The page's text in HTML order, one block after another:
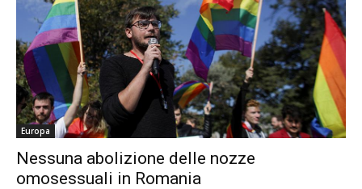
Europa
Nessuna abolizione delle nozze
omosessuali in Romania